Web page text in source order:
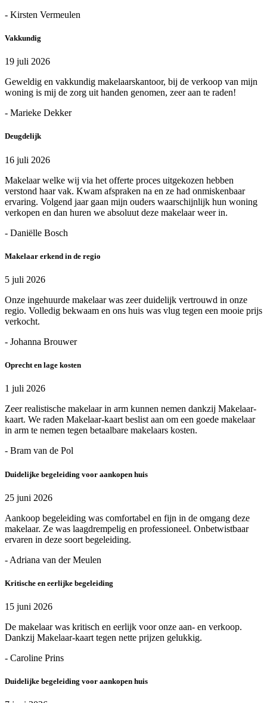
- Kirsten Vermeulen
Vakkundig
19 juli 2026
Geweldig en vakkundig makelaarskantoor, bij de verkoop van mijn
woning is mij de zorg uit handen genomen, zeer aan te raden!
- Marieke Dekker
Deugdelijk
16 juli 2026
Makelaar welke wij via het offerte proces uitgekozen hebben
verstond haar vak. Kwam afspraken na en ze had onmiskenbaar
ervaring. Volgend jaar gaan mijn ouders waarschijnlijk hun woning
verkopen en dan huren we absoluut deze makelaar weer in.
- Daniëlle Bosch
Makelaar erkend in de regio
5 juli 2026
Onze ingehuurde makelaar was zeer duidelijk vertrouwd in onze
regio. Volledig bekwaam en ons huis was vlug tegen een mooie prijs
verkocht.
- Johanna Brouwer
Oprecht en lage kosten
1 juli 2026
Zeer realistische makelaar in arm kunnen nemen dankzij Makelaar-
kaart. We raden Makelaar-kaart beslist aan om een goede makelaar
in arm te nemen tegen betaalbare makelaars kosten.
- Bram van de Pol
Duidelijke begeleiding voor aankopen huis
25 juni 2026
Aankoop begeleiding was comfortabel en fijn in de omgang deze
makelaar. Ze was laagdrempelig en professioneel. Onbetwistbaar
ervaren in deze soort begeleiding.
- Adriana van der Meulen
Kritische en eerlijke begeleiding
15 juni 2026
De makelaar was kritisch en eerlijk voor onze aan- en verkoop.
Dankzij Makelaar-kaart tegen nette prijzen gelukkig.
- Caroline Prins
Duidelijke begeleiding voor aankopen huis